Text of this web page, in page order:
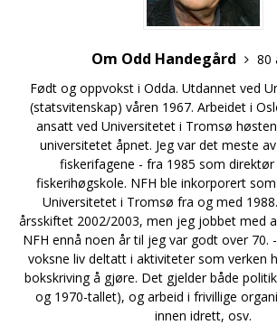
Om Odd Handegård
80
Født og oppvokst i Odda. Utdannet ved
(statsvitenskap) våren 1967. Arbeidet i
ansatt ved Universitetet i Tromsø
universitetet åpnet. Jeg var det meste
fiskerifagene - fra 1985 som
fiskerihøgskole. NFH ble inkorporert
Universitetet i Tromsø fra og med
årsskiftet 2002/2003, men jeg jobbet med
NFH ennå noen år til jeg var godt over 70.
voksne liv deltatt i aktiviteter som verken
bokskriving å gjøre. Det gjelder både
og 1970-tallet), og arbeid i frivillige
innen idrett, osv.